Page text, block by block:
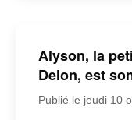
Alyson, la
Delon, est
Publié le jeudi 10